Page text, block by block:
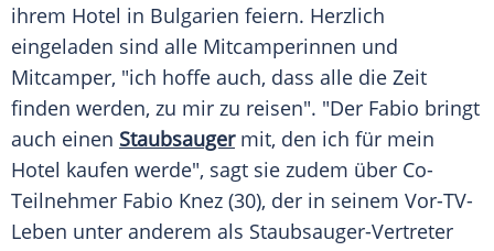
ihrem Hotel in Bulgarien feiern. Herzlich
eingeladen sind alle Mitcamperinnen und
Mitcamper, "ich hoffe auch, dass alle die Zeit
finden werden, zu mir zu reisen". "Der Fabio bringt
auch einen Staubsaugermit, den ich für mein
Hotel kaufen werde", sagt sie zudem über Co-
Teilnehmer Fabio Knez (30), der in seinem Vor-TV-
Leben unter anderem als Staubsauger-Vertreter